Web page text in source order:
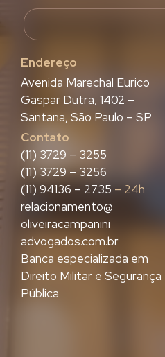
Endereço
Avenida Marechal Eurico
Gaspar Dutra, 1402 –
Santana, São Paulo – SP
Contato
(11) 3729 – 3255
(11) 3729 – 3256
(11) 94136 – 2735 – 24h
relacionamento@
oliveiracampanini
advogados.com.br
Banca especializada em
Direito Militar e Segurança
Pública